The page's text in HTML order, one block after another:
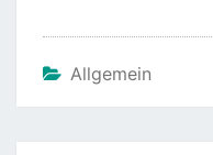
Allgemein